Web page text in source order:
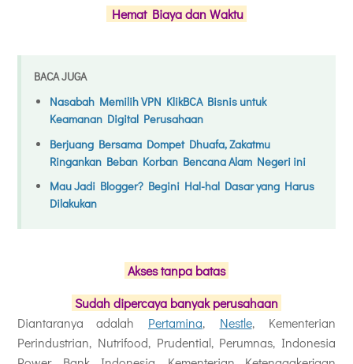
Hemat Biaya dan Waktu
BACA JUGA
Nasabah Memilih VPN KlikBCA Bisnis untuk
Keamanan Digital Perusahaan
Berjuang Bersama Dompet Dhuafa, Zakatmu
Ringankan Beban Korban Bencana Alam Negeri ini
Mau Jadi Blogger? Begini Hal-hal Dasar yang Harus
Dilakukan
Akses tanpa batas
Sudah dipercaya banyak perusahaan
Diantaranya adalah Pertamina, Nestle, Kementerian
Perindustrian, Nutrifood, Prudential, Perumnas, Indonesia